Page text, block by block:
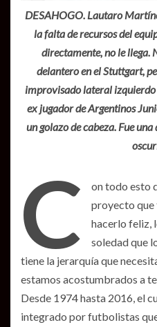
DESAHOGO. Lautaro
la falta de recursos del
directamente, no le llega.
delantero en el Stuttgart,
improvisado lateral izquierdo
ex jugador de Argentinos
un golazo de cabeza. Fue
C
on todo esto
proyecto que
hacerlo feliz,
soledad que
tiene la jerarquía que
estamos acostumbrados a
Desde 1974 hasta 2016, el
integrado por futbolistas